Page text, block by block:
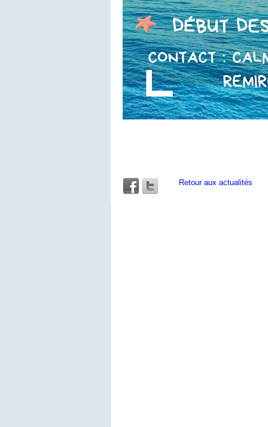
Retour aux actualités